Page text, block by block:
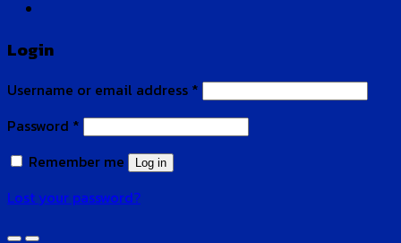
Login
Username or email address *
Password *
Remember me
Log in
Lost your password?